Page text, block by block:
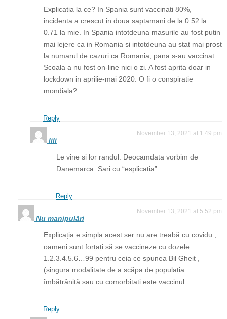
Explicatia la ce? In Spania sunt vaccinati 80%,
incidenta a crescut in doua saptamani de la 0.52 la
0.71 la mie. In Spania intotdeuna masurile au fost putin
mai lejere ca in Romania si intotdeuna au stat mai prost
la numarul de cazuri ca Romania, pana s-au vaccinat.
Scoala a nu fost on-line nici o zi. A fost aprita doar in
lockdown in aprilie-mai 2020. O fi o conspiratie
mondiala?
Reply
lili
November 13, 2021 at 1:49 pm
Le vine si lor randul. Deocamdata vorbim de
Danemarca. Sari cu “esplicatia”.
Reply
Nu manipulări
November 13, 2021 at 5:52 pm
Explicația e simpla acest ser nu are treabă cu covidu ,
oameni sunt forțați să se vaccineze cu dozele
1.2.3.4.5.6…99 pentru ceia ce spunea Bil Gheit ,
(singura modalitate de a scăpa de populația
îmbătrânită sau cu comorbitati este vaccinul.
Reply